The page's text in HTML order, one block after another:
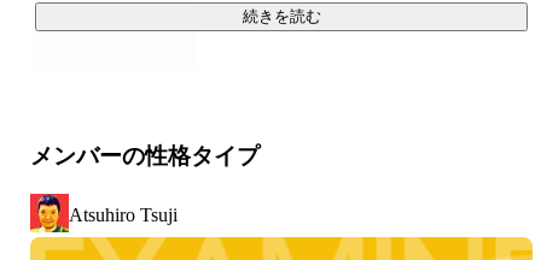
【主にこんなことをしています】
・言われた作業をするのではなく、事業成長に寄与するため
のチームワークを発揮
【どんな会社と仕事をしているか】
続きを読む
メンバーの性格タイプ
Atsuhiro Tsuji